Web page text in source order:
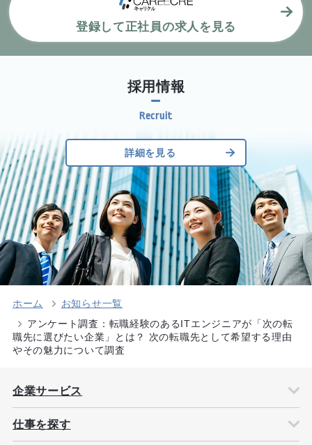
登録して正社員の求人を見る
採用情報
詳細を見る
ホーム
お知らせ一覧
アンケート調査：転職経験のあるITエンジニアが「次の転
職先に選びたい企業」とは？ 次の転職先として希望する理由
やその魅力について調査
企業サービス
仕事を探す